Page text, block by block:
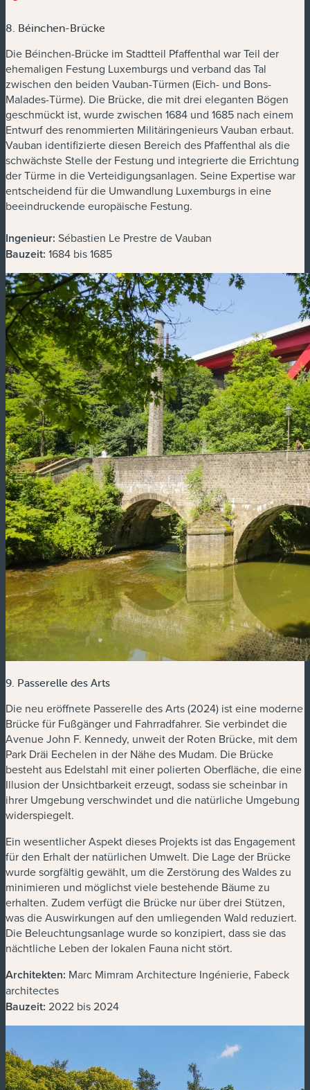
8. Béinchen-Brücke
Die Béinchen-Brücke im Stadtteil Pfaffenthal war Teil der
ehemaligen Festung Luxemburgs und verband das Tal
zwischen den beiden Vauban-Türmen (Eich- und Bons-
Malades-Türme). Die Brücke, die mit drei eleganten Bögen
geschmückt ist, wurde zwischen 1684 und 1685 nach einem
Entwurf des renommierten Militäringenieurs Vauban erbaut.
Vauban identifizierte diesen Bereich des Pfaffenthal als die
schwächste Stelle der Festung und integrierte die Errichtung
der Türme in die Verteidigungsanlagen. Seine Expertise war
entscheidend für die Umwandlung Luxemburgs in eine
beeindruckende europäische Festung.
Ingenieur: Sébastien Le Prestre de Vauban
Bauzeit: 1684 bis 1685
9. Passerelle des Arts
Die neu eröffnete Passerelle des Arts (2024) ist eine moderne
Brücke für Fußgänger und Fahrradfahrer. Sie verbindet die
Avenue John F. Kennedy, unweit der Roten Brücke, mit dem
Park Dräi Eechelen in der Nähe des Mudam. Die Brücke
besteht aus Edelstahl mit einer polierten Oberfläche, die eine
Illusion der Unsichtbarkeit erzeugt, sodass sie scheinbar in
ihrer Umgebung verschwindet und die natürliche Umgebung
widerspiegelt.
Ein wesentlicher Aspekt dieses Projekts ist das Engagement
für den Erhalt der natürlichen Umwelt. Die Lage der Brücke
wurde sorgfältig gewählt, um die Zerstörung des Waldes zu
minimieren und möglichst viele bestehende Bäume zu
erhalten. Zudem verfügt die Brücke nur über drei Stützen,
was die Auswirkungen auf den umliegenden Wald reduziert.
Die Beleuchtungsanlage wurde so konzipiert, dass sie das
nächtliche Leben der lokalen Fauna nicht stört.
Architekten: Marc Mimram Architecture Ingénierie, Fabeck
architectes
Bauzeit: 2022 bis 2024